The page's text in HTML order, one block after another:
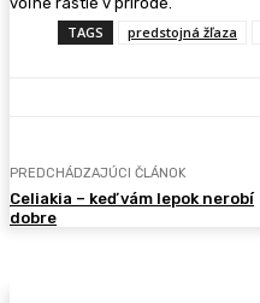
TAGS
predstojná žľaza
PREDCHÁDZAJÚCI ČLÁNOK
Celiakia – keď vám lepok nerobí
dobre